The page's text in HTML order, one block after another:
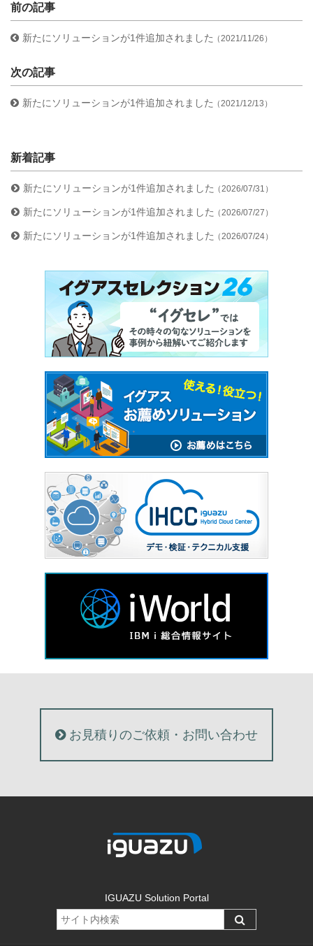
前の記事
新たにソリューションが1件追加されました （2021/11/26）
次の記事
新たにソリューションが1件追加されました （2021/12/13）
新着記事
新たにソリューションが1件追加されました （2026/07/31）
新たにソリューションが1件追加されました （2026/07/27）
新たにソリューションが1件追加されました （2026/07/24）
お見積りのご依頼・お問い合わせ
IGUAZU Solution Portal